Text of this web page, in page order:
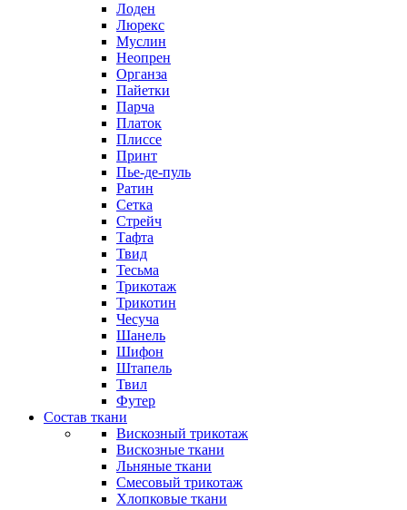
Лоден
Люрекс
Муслин
Неопрен
Органза
Пайетки
Парча
Платок
Плиссе
Принт
Пье-де-пуль
Ратин
Сетка
Стрейч
Тафта
Твид
Тесьма
Трикотаж
Трикотин
Чесуча
Шанель
Шифон
Штапель
Твил
Футер
Состав ткани
Вискозный трикотаж
Вискозные ткани
Льняные ткани
Смесовый трикотаж
Хлопковые ткани